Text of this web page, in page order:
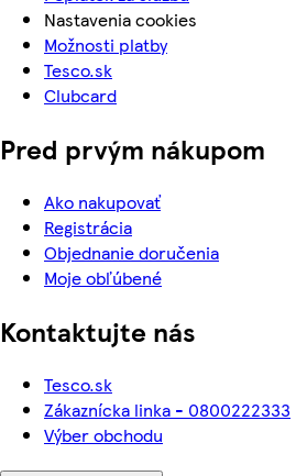
Nastavenia cookies
Možnosti platby
Tesco.sk
Clubcard
Pred prvým nákupom
Ako nakupovať
Registrácia
Objednanie doručenia
Moje obľúbené
Kontaktujte nás
Tesco.sk
Zákaznícka linka - 0800222333
Výber obchodu